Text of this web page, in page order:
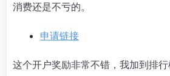
消费还是不亏的。
申请链接
这个开户奖励非常不错，我加到排行